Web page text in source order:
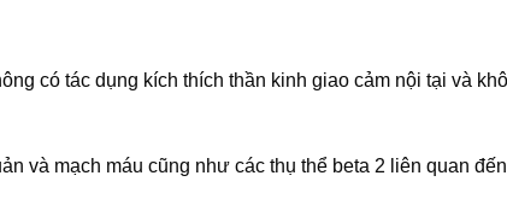
có tác dụng kích thích thần kinh giao cảm nội tại và
và mạch máu cũng như các thụ thể beta 2 liên quan